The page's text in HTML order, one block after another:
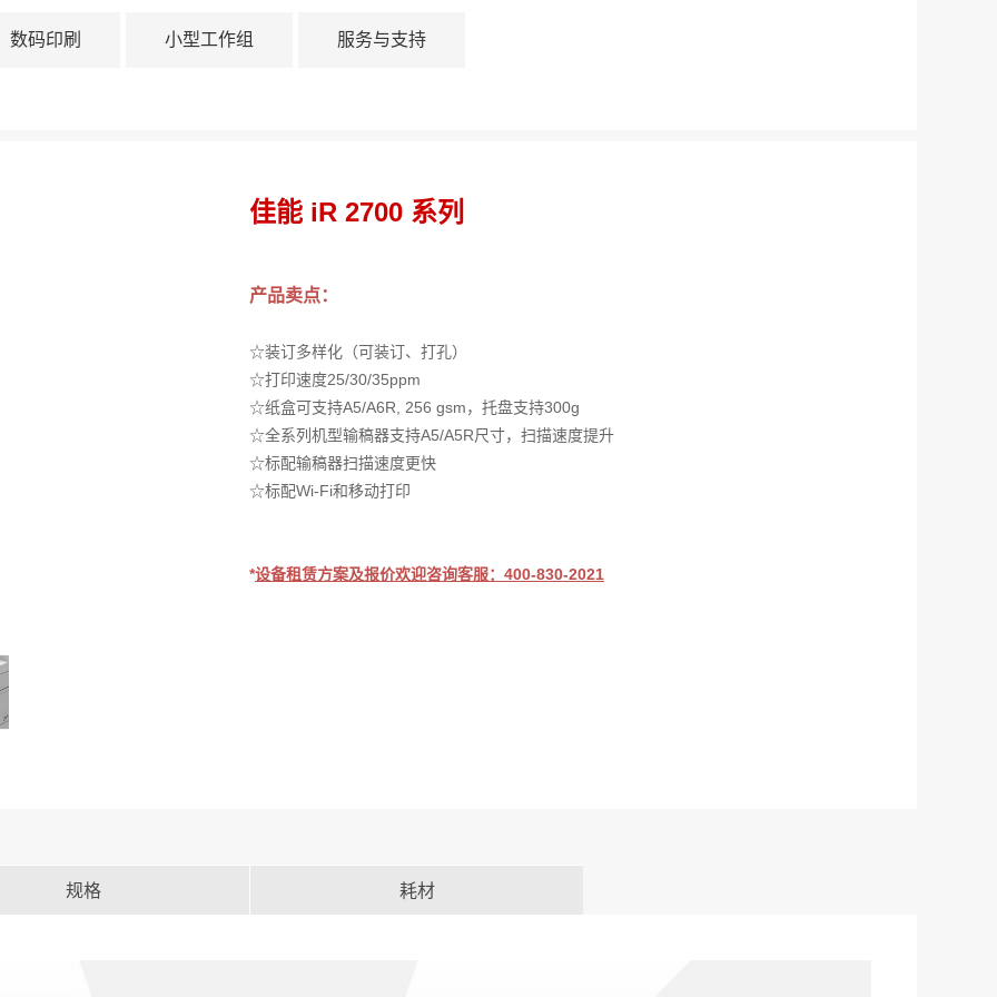
数码印刷 小型工作组 服务与支持
佳能 iR 2700 系列
产品卖点：
☆装订多样化（可装订、打孔）
☆打印速度25/30/35ppm
☆纸盒可支持A5/A6R, 256 gsm，托盘支持300g
☆全系列机型输稿器支持A5/A5R尺寸，扫描速度提升
☆标配输稿器扫描速度更快
☆标配Wi-Fi和移动打印
*设备租赁方案及报价欢迎咨询客服：400-830-2021
规格 耗材